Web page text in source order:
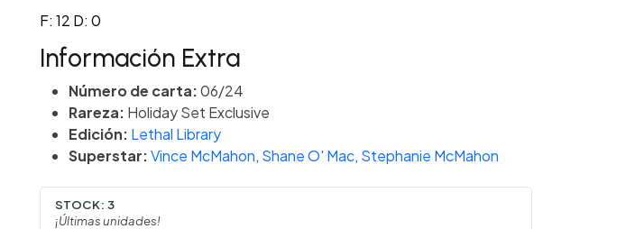
F: 12 D: 0
Información Extra
Número de carta:06/24
Rareza: Holiday Set Exclusive
Edición: Lethal Library
Superstar:Vince McMahon, Shane O' Mac, Stephanie McMahon
STOCK: 3
¡Últimas unidades!